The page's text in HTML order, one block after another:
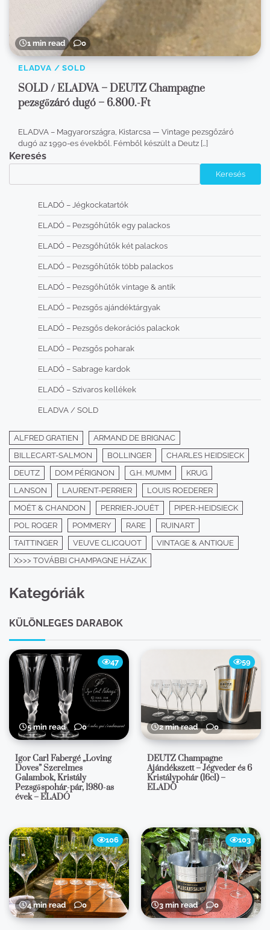
1 min read 0
ELADVA / SOLD
SOLD / ELADVA – DEUTZ Champagne
pezsgőzáró dugó – 6.800.-Ft
ELADVA – Magyarországra, Kistarcsa — Vintage pezsgőzáró
dugó az 1990-es évekből. Fémből készült a Deutz […]
Keresés
Keresés
ELADÓ – Jégkockatartók
ELADÓ – Pezsgőhűtők egy palackos
ELADÓ – Pezsgőhűtők két palackos
ELADÓ – Pezsgőhűtők több palackos
ELADÓ – Pezsgőhűtők vintage & antik
ELADÓ – Pezsgős ajándéktárgyak
ELADÓ – Pezsgős dekorációs palackok
ELADÓ – Pezsgős poharak
ELADÓ – Sabrage kardok
ELADÓ – Szivaros kellékek
ELADVA / SOLD
ALFRED GRATIEN
ARMAND DE BRIGNAC
BILLECART-SALMON
BOLLINGER
CHARLES HEIDSIECK
DEUTZ
DOM PÉRIGNON G.H. MUMM
KRUG
LANSON
LAURENT-PERRIER
LOUIS ROEDERER
MOËT & CHANDON
PERRIER-JOUËT
PIPER-HEIDSIECK
POL ROGER
POMMERY RARE
RUINART
TAITTINGER
VEUVE CLICQUOT
VINTAGE & ANTIQUE
X>>> TOVÁBBI CHAMPAGNE HÁZAK
Kategóriák
KÜLÖNLEGES DARABOK
5 min read 0
47
Igor Carl Fabergé „Loving
Doves” Szerelmes
Galambok, Kristály
Pezsgőspohár-pár, 1980-as
évek – ELADÓ
2 min read 0
59
DEUTZ Champagne
Ajándékszett – Jégveder és 6
Kristálypohár (16cl) –
ELADÓ
4 min read 0
106
3 min read 0
103